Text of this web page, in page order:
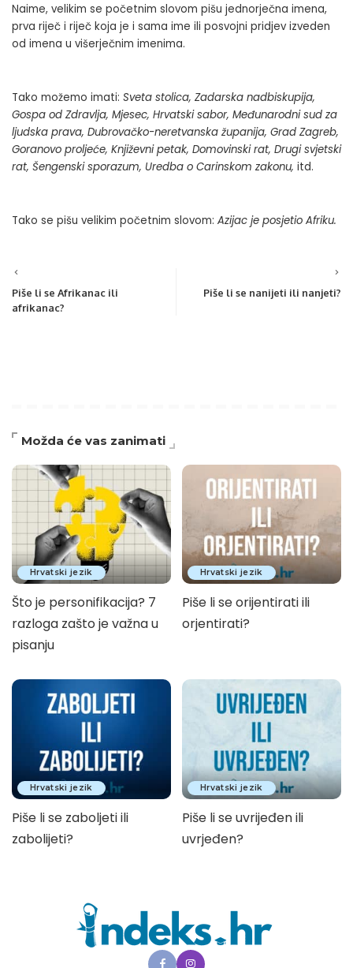
Naime, velikim se početnim slovom pišu jednorječna imena,
prva riječ i riječ koja je i sama ime ili posvojni pridjev izveden
od imena u višerječnim imenima.
Tako možemo imati: Sveta stolica, Zadarska nadbiskupija,
Gospa od Zdravlja, Mjesec, Hrvatski sabor, Međunarodni sud za
ljudska prava, Dubrovačko-neretvanska županija, Grad Zagreb,
Goranovo proljeće, Književni petak, Domovinski rat, Drugi svjetski
rat, Šengenski sporazum, Uredba o Carinskom zakonu, itd.
Tako se pišu velikim početnim slovom: Azijac je posjetio Afriku.
Piše li se Afrikanac ili
afrikanac?
Piše li se nanijeti ili nanjeti?
Možda će vas zanimati
Hrvatski jezik
Što je personifikacija? 7
razloga zašto je važna u
pisanju
Hrvatski jezik
Piše li se orijentirati ili
orjentirati?
Hrvatski jezik
Piše li se zaboljeti ili
zabolijeti?
Hrvatski jezik
Piše li se uvrijeđen ili
uvrjeđen?